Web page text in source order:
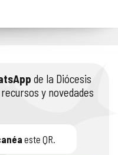
de la Diócesis
y novedades
este QR.